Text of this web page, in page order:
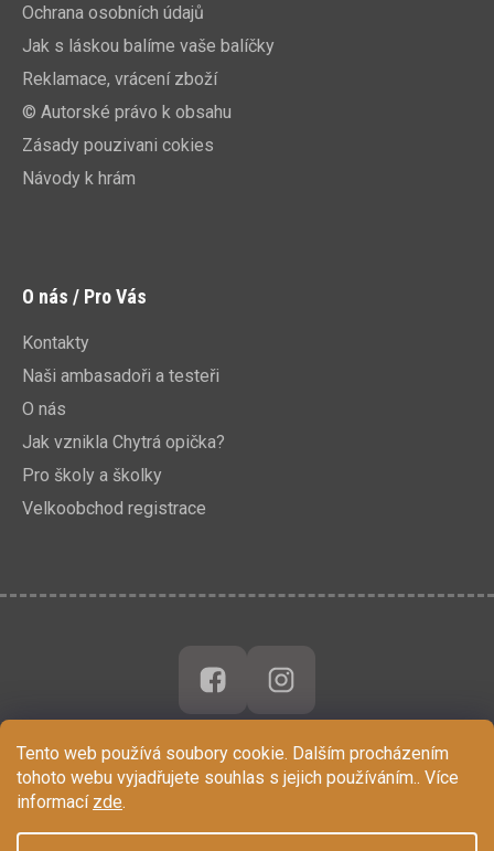
Tento web používá soubory cookie. Dalším procházením
tohoto webu vyjadřujete souhlas s jejich používáním.. Více
informací zde.
Ochrana osobních údajů
Jak s láskou balíme vaše balíčky
Reklamace, vrácení zboží
© Autorské právo k obsahu
Zásady pouzivani cokies
Návody k hrám
O nás / Pro Vás
Kontakty
Naši ambasadoři a testeři
O nás
Jak vznikla Chytrá opička?
Pro školy a školky
Velkoobchod registrace